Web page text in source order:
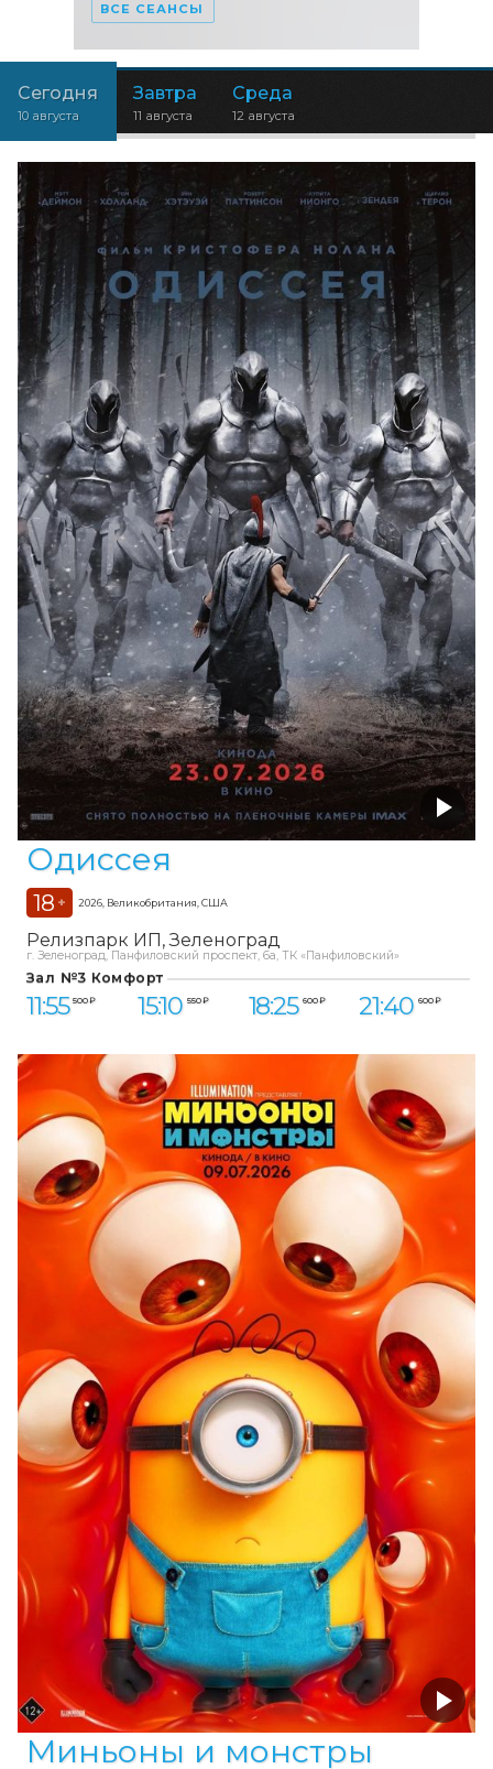
ВСЕ СЕАНСЫ
Сегодня
10 августа
Завтра
11 августа
Среда
12 августа
Одиссея
18 + 2026, Великобритания, США
Релизпарк ИП Зеленоград
г. Зеленоград, Панфиловский проспект, 6а, ТК «Панфиловский»
Зал №3 Комфорт
11:55 500 ₽ 15:10 550 ₽ 18:25 600 ₽ 21:40 600 ₽
Миньоны и монстры